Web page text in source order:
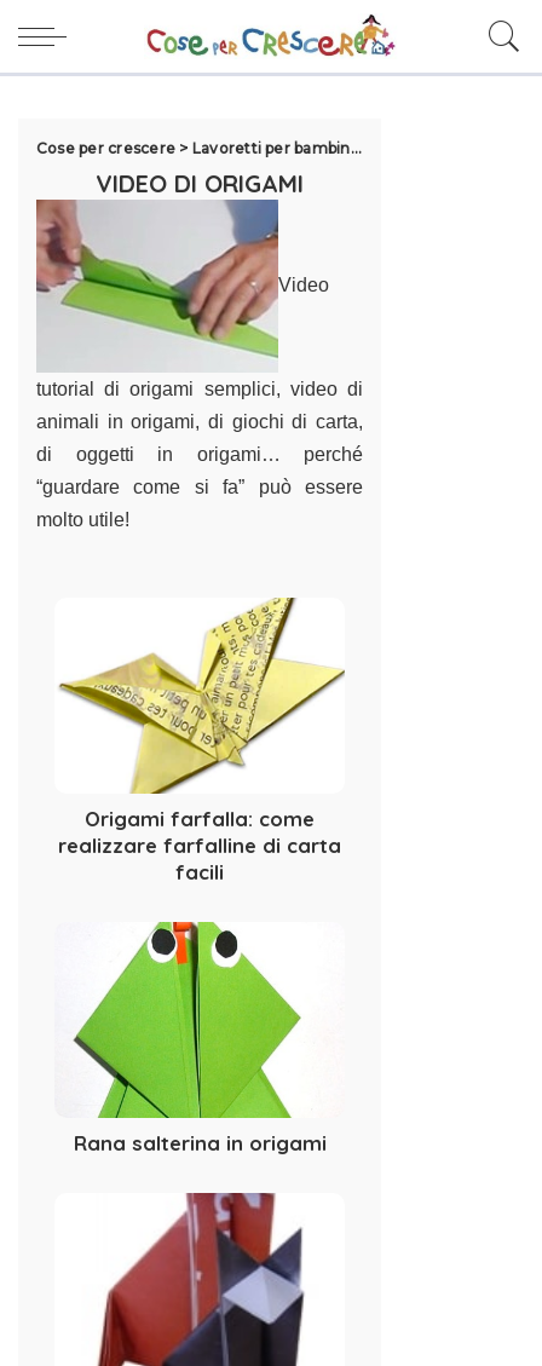
Cose per crescere > Lavoretti per bambini >
VIDEO DI ORIGAMI
Video
tutorial di origami semplici, video di
animali in origami, di giochi di carta,
di oggetti in origami… perché
“guardare come si fa” può essere
molto utile!
Origami farfalla: come
realizzare farfalline di carta
facili
Rana salterina in origami